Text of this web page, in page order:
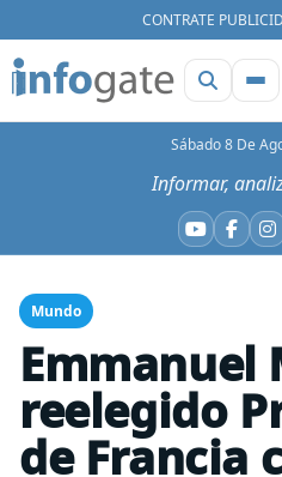
CONTRATE
Sábado 8 De
Informar,
YouTube
Mundo
Emmanuel
reelegido
de Francia